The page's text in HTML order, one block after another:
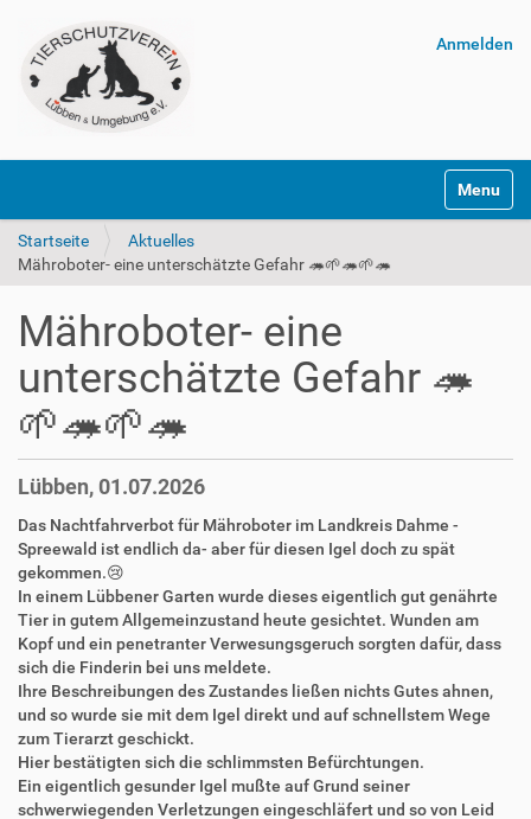
Anmelden
Startseite
Aktuelles
Mähroboter- eine unterschätzte Gefahr 🦔🌱🦔🌱🦔
Mähroboter- eine
unterschätzte Gefahr 🦔
🌱🦔🌱🦔
Lübben, 01.07.2026
Das Nachtfahrverbot für Mähroboter im Landkreis Dahme -
Spreewald ist endlich da- aber für diesen Igel doch zu spät
gekommen.😢
In einem Lübbener Garten wurde dieses eigentlich gut genährte
Tier in gutem Allgemeinzustand heute gesichtet. Wunden am
Kopf und ein penetranter Verwesungsgeruch sorgten dafür, dass
sich die Finderin bei uns meldete.
Ihre Beschreibungen des Zustandes ließen nichts Gutes ahnen,
und so wurde sie mit dem Igel direkt und auf schnellstem Wege
zum Tierarzt geschickt.
Hier bestätigten sich die schlimmsten Befürchtungen.
Ein eigentlich gesunder Igel mußte auf Grund seiner
schwerwiegenden Verletzungen eingeschläfert und so von Leid